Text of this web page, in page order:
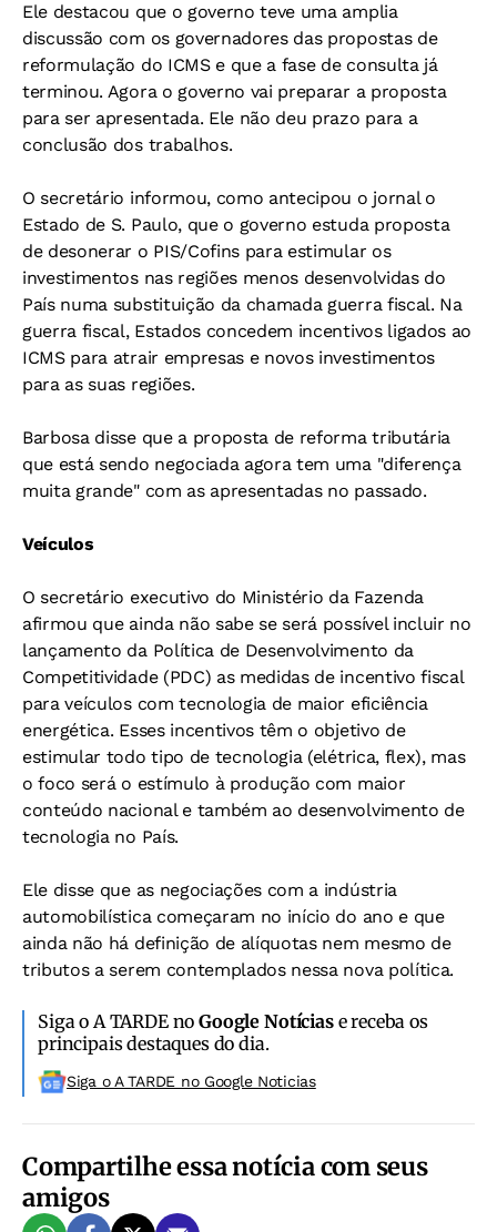
Ele destacou que o governo teve uma amplia
discussão com os governadores das propostas de
reformulação do ICMS e que a fase de consulta já
terminou. Agora o governo vai preparar a proposta
para ser apresentada. Ele não deu prazo para a
conclusão dos trabalhos.
O secretário informou, como antecipou o jornal o
Estado de S. Paulo, que o governo estuda proposta
de desonerar o PIS/Cofins para estimular os
investimentos nas regiões menos desenvolvidas do
País numa substituição da chamada guerra fiscal. Na
guerra fiscal, Estados concedem incentivos ligados ao
ICMS para atrair empresas e novos investimentos
para as suas regiões.
Barbosa disse que a proposta de reforma tributária
que está sendo negociada agora tem uma "diferença
muita grande" com as apresentadas no passado.
Veículos
O secretário executivo do Ministério da Fazenda
afirmou que ainda não sabe se será possível incluir no
lançamento da Política de Desenvolvimento da
Competitividade (PDC) as medidas de incentivo fiscal
para veículos com tecnologia de maior eficiência
energética. Esses incentivos têm o objetivo de
estimular todo tipo de tecnologia (elétrica, flex), mas
o foco será o estímulo à produção com maior
conteúdo nacional e também ao desenvolvimento de
tecnologia no País.
Ele disse que as negociações com a indústria
automobilística começaram no início do ano e que
ainda não há definição de alíquotas nem mesmo de
tributos a serem contemplados nessa nova política.
Siga o A TARDE noGoogle Notíciase receba os
principais destaques do dia.
Siga o A TARDE no Google Noticias
Compartilhe essa notícia com seus
amigos